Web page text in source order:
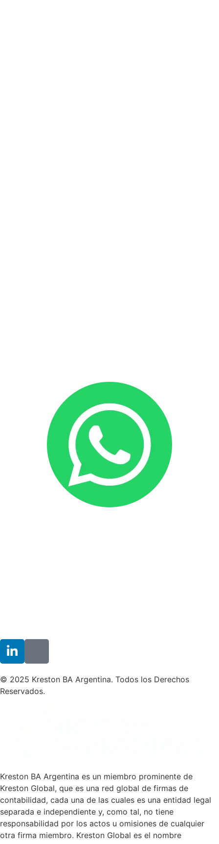
© 2025 Kreston BA Argentina. Todos los Derechos
Reservados.
Kreston BA Argentina es un miembro prominente de
Kreston Global, que es una red global de firmas de
contabilidad, cada una de las cuales es una entidad legal
separada e independiente y, como tal, no tiene
responsabilidad por los actos u omisiones de cualquier
otra firma miembro. Kreston Global es el nombre